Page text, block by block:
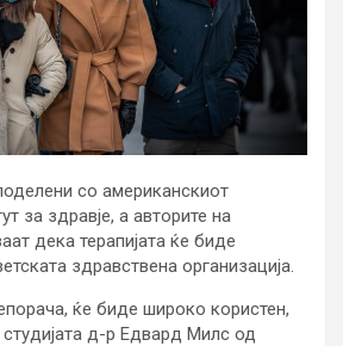
со американскиот
за здравје, а авторите на
дека терапијата ќе биде
здравствена организација.
ќе биде широко користен,
д-р Едвард Милс од